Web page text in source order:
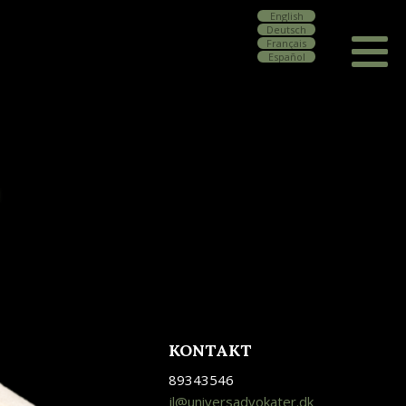
English
Deutsch
Français
Español
KONTAKT
89343546
jl@universadvokater.dk